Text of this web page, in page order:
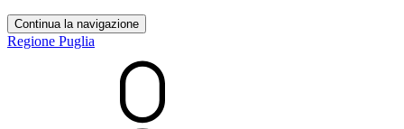
Continua la navigazione
Regione Puglia